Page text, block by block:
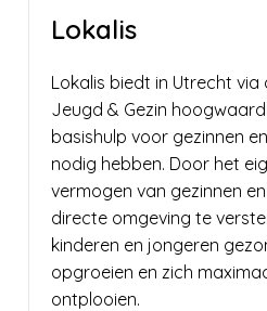
Lokalis
Lokalis biedt in Utrecht
Jeugd & Gezin
basishulp voor gezinnen
nodig hebben. Door het
vermogen van gezinnen
directe omgeving te
kinderen en jongeren
opgroeien en zich
ontplooien.